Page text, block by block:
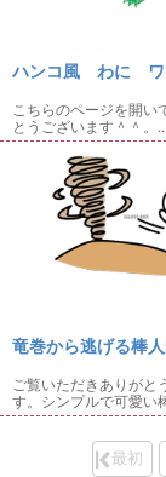
ハンコ風 わに ワ
こちらのページを開い
とうございます＾＾。...
竜巻から逃げる棒
ご覧いただきありがと
す。シンプルで可愛い
最初